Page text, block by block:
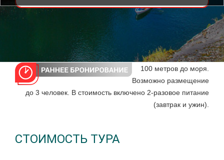
100 метров до моря.
Возможно размещение
до 3 человек. В стоимость включено 2-разовое питание
(завтрак и ужин).
СТОИМОСТЬ ТУРА